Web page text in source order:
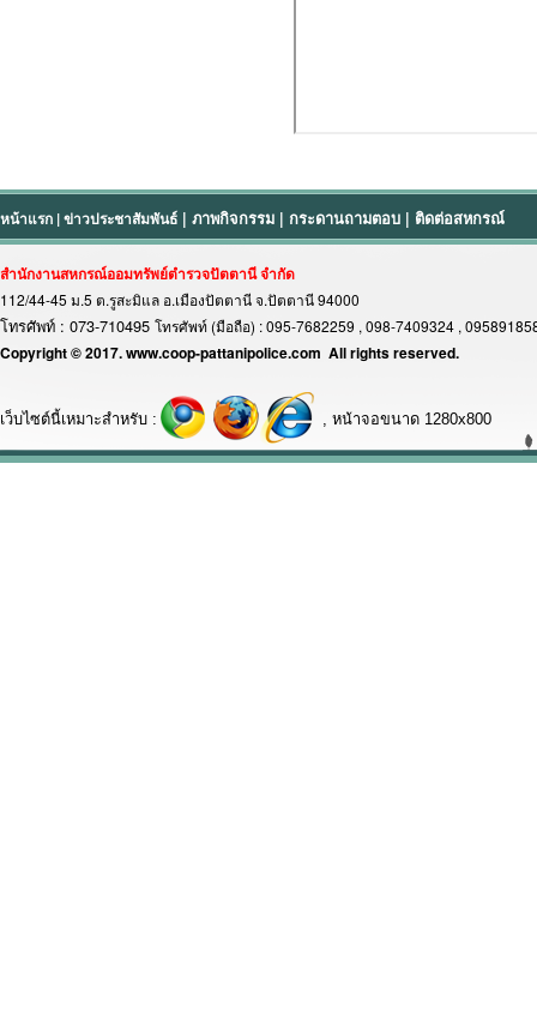
หน้าแรก |ข่าวประชาสัมพันธ์ | ภาพกิจกรรม | กระดานถามตอบ | ติดต่อสหกรณ์
สำนักงานสหกรณ์ออมทรัพย์ตำรวจปัตตานี จำกัด
112/44-45 ม.5 ต.รูสะมิแล อ.เมืองปัตตานี จ.ปัตตานี 94000
โทรศัพท์ : 073-710495 โทรศัพท์ (มือถือ) : 095-7682259 , 098-7409324 ,
Copyright © 2017. www.coop-pattanipolice.com All rights reserved.
เว็บไซต์นี้เหมาะสำหรับ : , หน้าจอขนาด 1280x800